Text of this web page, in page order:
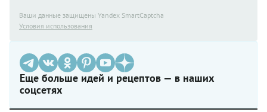
Ваши данные защищены Yandex SmartCaptcha
Условия использования
Еще больше идей и рецептов — в наших
соцсетях